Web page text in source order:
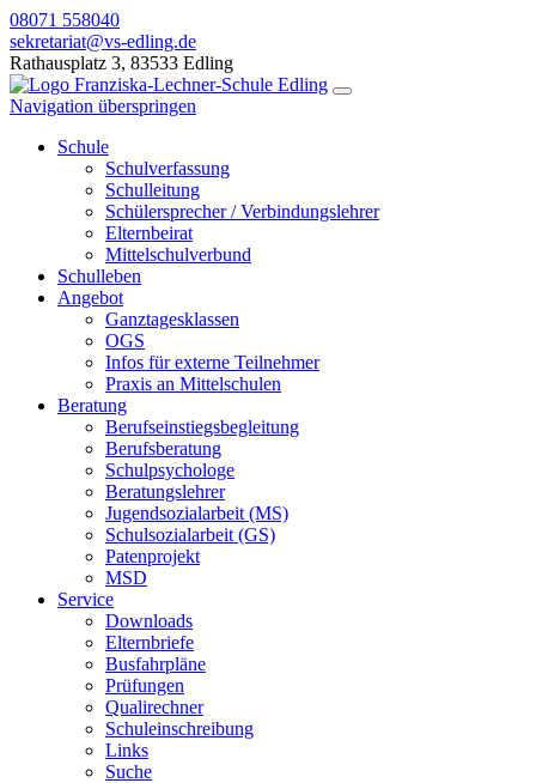
08071 558040
sekretariat@vs-edling.de
Rathausplatz 3, 83533 Edling
Navigation überspringen
Schule
Schulverfassung
Schulleitung
Schülersprecher / Verbindungslehrer
Elternbeirat
Mittelschulverbund
Schulleben
Angebot
Ganztagesklassen
OGS
Infos für externe Teilnehmer
Praxis an Mittelschulen
Beratung
Berufseinstiegsbegleitung
Berufsberatung
Schulpsychologe
Beratungslehrer
Jugendsozialarbeit (MS)
Schulsozialarbeit (GS)
Patenprojekt
MSD
Service
Downloads
Elternbriefe
Busfahrpläne
Prüfungen
Qualirechner
Schuleinschreibung
Links
Suche